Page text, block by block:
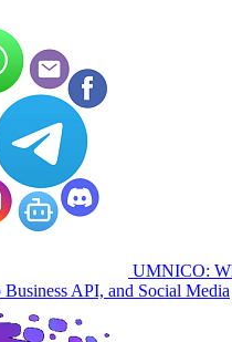
UMNICO:
API, and Social Media